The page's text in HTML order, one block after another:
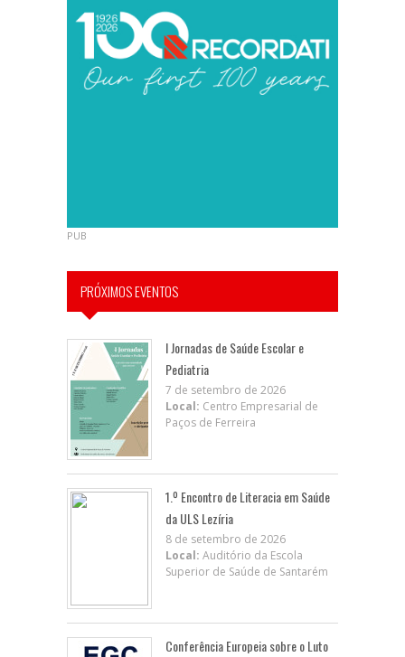
PUB
PRÓXIMOS EVENTOS
I Jornadas de Saúde Escolar e
Pediatria
7 de setembro de 2026
Local: Centro Empresarial de
Paços de Ferreira
1.º Encontro de Literacia em Saúde
da ULS Lezíria
8 de setembro de 2026
Local: Auditório da Escola
Superior de Saúde de Santarém
Conferência Europeia sobre o Luto